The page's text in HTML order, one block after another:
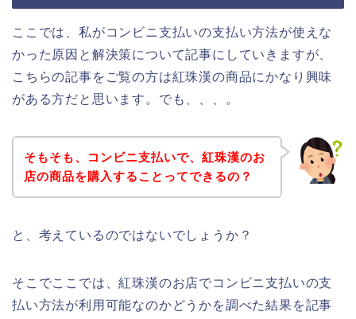
ここでは、私がコンビニ支払いの支払い方法が使えな
かった原因と解決策について記事にしていきますが、
こちらの記事をご覧の方は紅珠漢の商品にかなり興味
がある方だと思います。でも、、、。
そもそも、コンビニ支払いで、紅珠漢のお
店の商品を購入することってできるの？
と、考えているのではないでしょうか？
そこでここでは、紅珠漢のお店でコンビニ支払いの支
払い方法が利用可能なのかどうかを調べた結果を記事